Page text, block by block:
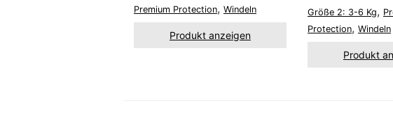
Premium Protection, Windeln
Produkt anzeigen
Größe 2: 3-6 Kg,
Protection, Windeln
Produkt